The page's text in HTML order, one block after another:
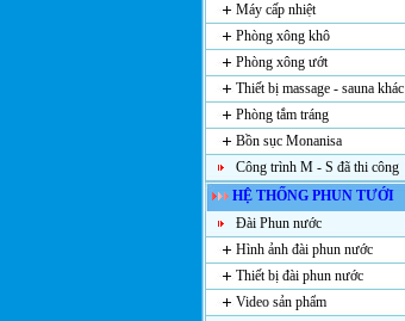
Máy cấp nhiệt
Phòng xông khô
Phòng xông ướt
Thiết bị massage - sauna khác
Phòng tắm tráng
Bồn sục Monanisa
Công trình M - S đã thi công
HỆ THỐNG PHUN TƯỚI
Đài Phun nước
Hình ảnh đài phun nước
Thiết bị đài phun nước
Video sản phẩm